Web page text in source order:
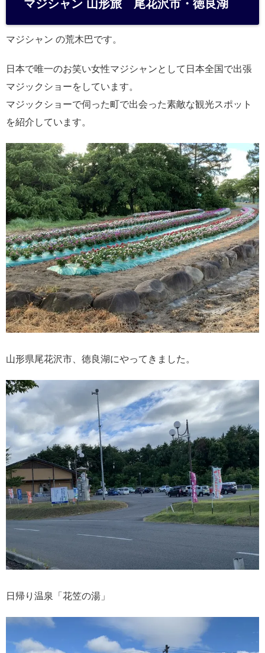
a
マジシャン 山形旅 尾花沢市・徳良湖
マジシャン の荒木巴です。
日本で唯一のお笑い女性マジシャンとして日本全国で出張
マジックショーをしています。
マジックショーで伺った町で出会った素敵な観光スポット
を紹介しています。
山形県尾花沢市、徳良湖にやってきました。
日帰り温泉「花笠の湯」